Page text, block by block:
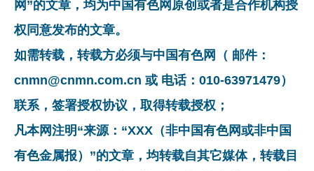
网”的文章，均为中国有色网原创或者是合作机构授
权同意发布的文章。
如需转载，转载方必须与中国有色网（ 邮件：
cnmn@cnmn.com.cn 或 电话：010-63971479）
联系，签署授权协议，取得转载授权；
凡本网注明“来源：“XXX（非中国有色网或非中国
有色金属报）”的文章，均转载自其它媒体，转载目